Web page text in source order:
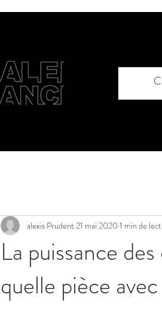
La puissance
quelle pièce
alexis Prudent 21 mai 2020 1 min de